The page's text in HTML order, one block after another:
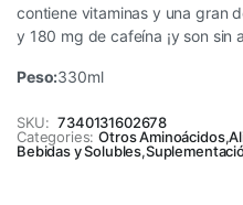
contiene vitaminas y una gran
y 180 mg de cafeína ¡y son sin
Peso:330ml
SKU: 7340131602678
Categories: Otros Aminoácidos,
Bebidas y Solubles,